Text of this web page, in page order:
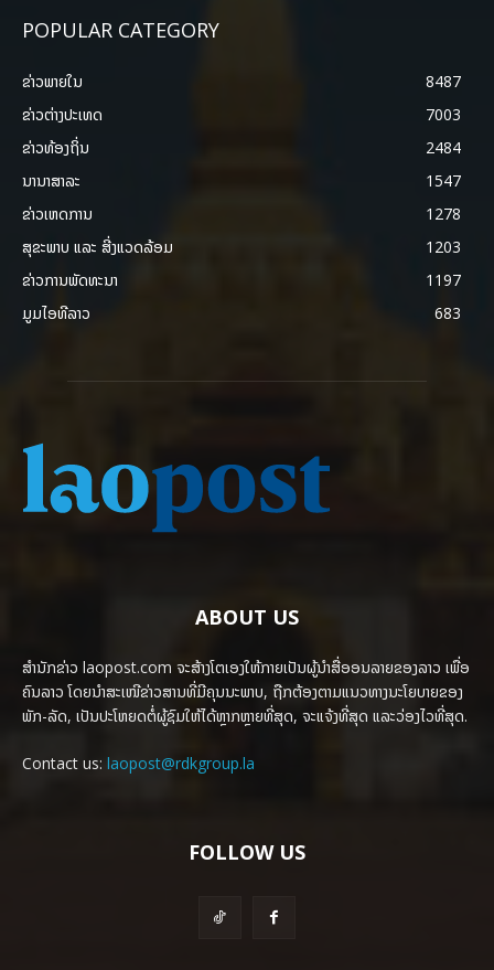
POPULAR CATEGORY
ຂ່າວພາຍ​ໃນ
8487
ຂ່າວຕ່າງປະເທດ
7003
ຂ່າວທ້ອງຖິ່ນ
2484
ນານາສາລະ
1547
ຂ່າວເຫດການ
1278
ສຸຂະພາບ ແລະ ສີ່ງແວດລ້ອມ
1203
ຂ່າວການພັດທະນາ
1197
ມູມໄອທີລາວ
683
ABOUT US
ສຳນັກຂ່າວ laopost.com ຈະສ້າງໂຕເອງໃຫ້ກາຍເປັນຜູ້ນຳສື່ອອນລາຍຂອງລາວ ເພື່ອ
ຄົນລາວ ໂດຍນຳສະເໜີຂ່າວສານທີ່ມີຄຸນນະພາບ, ຖືກຕ້ອງຕາມແນວທາງນະໂຍບາຍຂອງ
ພັກ-ລັດ, ເປັນປະໂຫຍດຕໍ່ຜູ້ຊົມໃຫ້ໄດ້ຫຼາກຫຼາຍທີ່ສຸດ, ຈະແຈ້ງທີ່ສຸດ ແລະວ່ອງໄວທີ່ສຸດ.
Contact us: laopost@rdkgroup.la
FOLLOW US